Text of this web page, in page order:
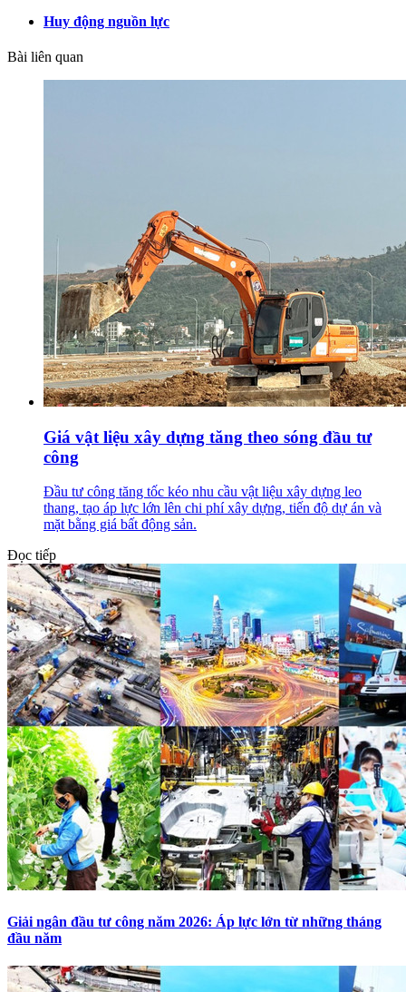
Huy động nguồn lực
Bài liên quan
Giá vật liệu xây dựng tăng theo sóng đầu tư
công
Đầu tư công tăng tốc kéo nhu cầu vật liệu xây dựng leo
thang, tạo áp lực lớn lên chi phí xây dựng, tiến độ dự án và
mặt bằng giá bất động sản.
Đọc tiếp
Giải ngân đầu tư công năm 2026: Áp lực lớn từ những tháng
đầu năm